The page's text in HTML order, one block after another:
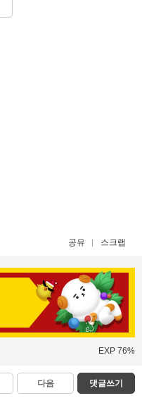
공유 스크랩
EXP 76%
다음 댓글쓰기